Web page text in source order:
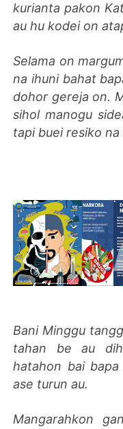
kurianta pakon
au hu kodei on
Selama on
na ihuni bahat
dohor gereja on.
sihol manogu
tapi buei resiko
Bani Minggu
tahan be au
hatahon bai
ase turun au.
Mangarahkon